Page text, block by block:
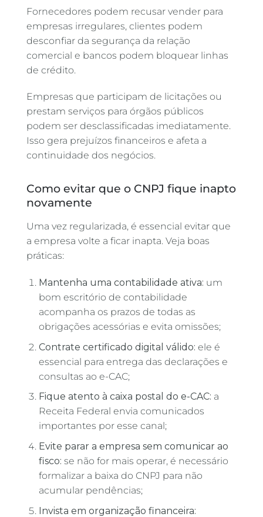
Fornecedores podem recusar vender para
empresas irregulares, clientes podem
desconfiar da segurança da relação
comercial e bancos podem bloquear linhas
de crédito.
Empresas que participam de licitações ou
prestam serviços para órgãos públicos
podem ser desclassificadas imediatamente.
Isso gera prejuízos financeiros e afeta a
continuidade dos negócios.
Como evitar que o CNPJ fique inapto
novamente
Uma vez regularizada, é essencial evitar que
a empresa volte a ficar inapta. Veja boas
práticas:
Mantenha uma contabilidade ativa: um
bom escritório de contabilidade
acompanha os prazos de todas as
obrigações acessórias e evita omissões;
Contrate certificado digital válido: ele é
essencial para entrega das declarações e
consultas ao e-CAC;
Fique atento à caixa postal do e-CAC: a
Receita Federal envia comunicados
importantes por esse canal;
Evite parar a empresa sem comunicar ao
fisco: se não for mais operar, é necessário
formalizar a baixa do CNPJ para não
acumular pendências;
Invista em organização financeira: